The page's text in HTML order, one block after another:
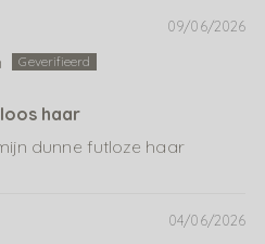
09/06/2026
haar
dunne futloze haar
04/06/2026